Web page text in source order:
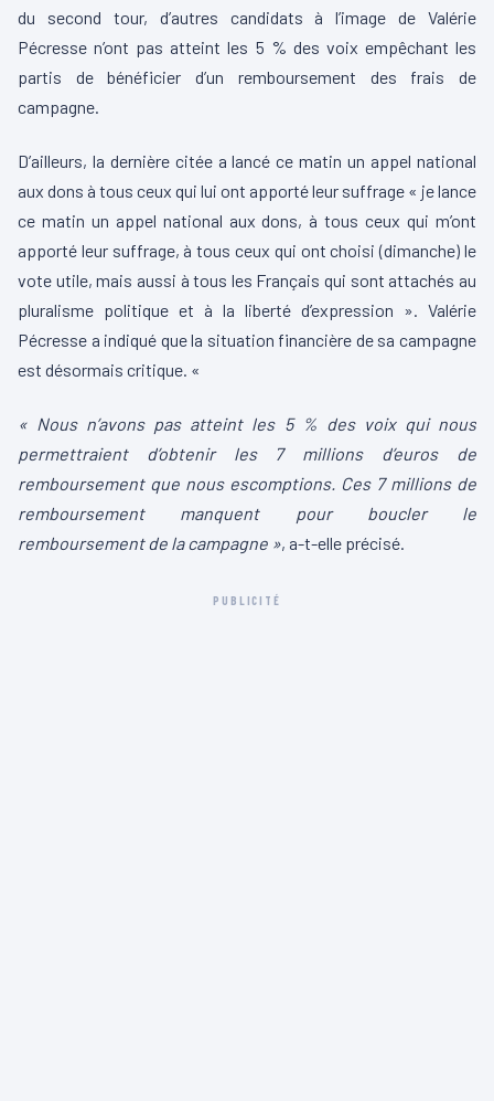
du second tour, d’autres candidats à l’image de Valérie
Pécresse n’ont pas atteint les 5 % des voix empêchant les
partis de bénéficier d’un remboursement des frais de
campagne.
D’ailleurs, la dernière citée a lancé ce matin un appel national
aux dons à tous ceux qui lui ont apporté leur suffrage « je lance
ce matin un appel national aux dons, à tous ceux qui m’ont
apporté leur suffrage, à tous ceux qui ont choisi (dimanche) le
vote utile, mais aussi à tous les Français qui sont attachés au
pluralisme politique et à la liberté d’expression ». Valérie
Pécresse a indiqué que la situation financière de sa campagne
est désormais critique. «
« Nous n’avons pas atteint les 5 % des voix qui nous
permettraient d’obtenir les 7 millions d’euros de
remboursement que nous escomptions. Ces 7 millions de
remboursement manquent pour boucler le
remboursement de la campagne », a-t-elle précisé.
PUBLICITÉ